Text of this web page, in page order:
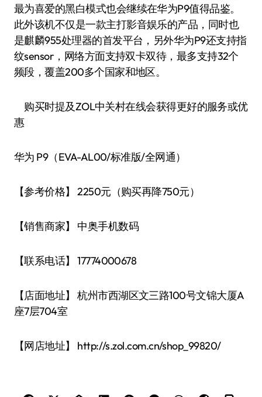
最为喜爱的黑白模式也会继续在华为P9值得品鉴。
此外该机不仅是一款主打影音娱乐的产品，同时也
是麒麟955处理器的首发平台，另外华为P9还支持指
纹sensor，网络方面支持双卡双待，最多支持32个
频段，覆盖200多个国家和地区。
购买时提及ZOL中关村在线会获得更好的服务或优
惠
华为 P9（EVA-AL00/标准版/全网通）
【参考价格】 2250元（购买再降750元）
【销售商家】 中奥手机数码
【联系电话】 17774000678
【店面地址】 杭州市西湖区文三路100号文锦大厦A
座7层704室
【网店地址】 http://s.zol.com.cn/shop_99820/